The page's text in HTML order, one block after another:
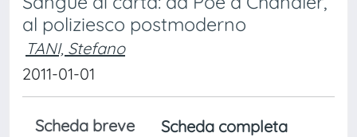
al poliziesco postmoderno
TANI, Stefano
2011-01-01
Scheda breve
Scheda completa